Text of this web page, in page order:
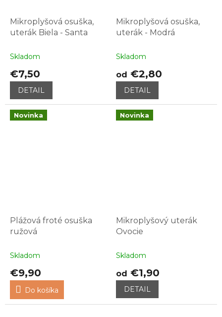
Mikroplyšová osuška,
uterák Biela - Santa
Skladom
€7,50
DETAIL
Mikroplyšová osuška,
uterák - Modrá
Skladom
od €2,80
DETAIL
Novinka
Plážová froté osuška
ružová
Skladom
€9,90
Do košíka
Novinka
Mikroplyšový uterák
Ovocie
Skladom
od €1,90
DETAIL